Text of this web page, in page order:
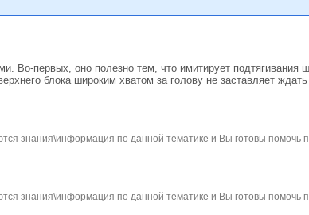
Во-первых, оно полезно тем, что имитирует
блока широким хватом за голову не заставляет ждать
знания\информация по данной тематике и Вы готовы помочь
знания\информация по данной тематике и Вы готовы помочь